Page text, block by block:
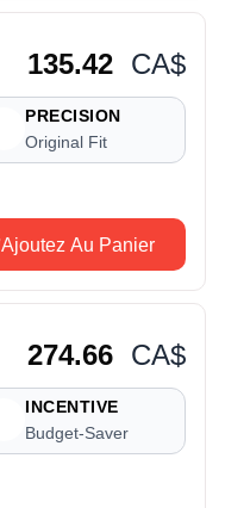
135.42 CA$
PRECISION
Original Fit
Ajoutez Au Panier
274.66 CA$
INCENTIVE
Budget-Saver